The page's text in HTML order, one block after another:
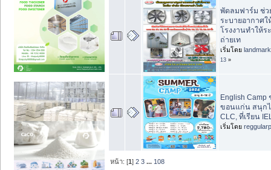
พัดลมฟาร์ม ช่ว
ระบายอากาศ
โรงงานทำให้ร
ถ่ายเท
เริ่มโดย
13 »
English Camp
ขอนแก่น สนุกไ
CLC, ที่เรียน
เริ่มโดย
หน้า: [1]2 3 ... 108